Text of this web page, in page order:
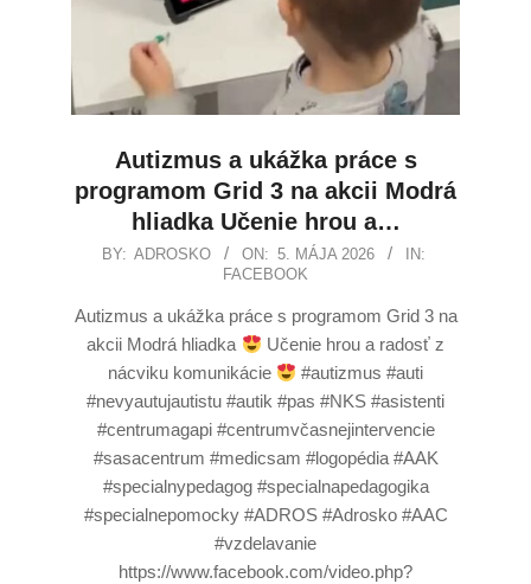
Autizmus a ukážka práce s
programom Grid 3 na akcii Modrá
hliadka Učenie hrou a…
BY: ADROSKO ON: 5. MÁJA 2026
IN:
FACEBOOK
Autizmus a ukážka práce s programom Grid 3 na
akcii Modrá hliadka
Učenie hrou a radosť z
nácviku komunikácie
#autizmus #auti
#nevyautujautistu #autik #pas #NKS #asistenti
#centrumagapi #centrumvčasnejintervencie
#sasacentrum #medicsam #logopédia #AAK
#specialnypedagog #specialnapedagogika
#specialnepomocky #ADROS #Adrosko #AAC
#vzdelavanie
https://www.facebook.com/video.php?